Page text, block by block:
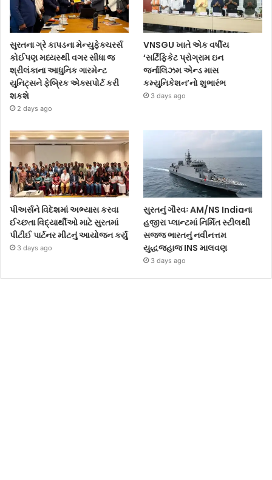
સુરતના ગ્રે કાપડના મેન્યુફેક્ચરર્સ
કોઈપણ મધ્યસ્થી વગર સીધા જ
શ્રીલંકાના આધુનિક ગારમેન્ટ
યુનિટ્સને ફેબ્રિક એક્સપોર્ટ કરી
શકશે
2 days ago
VNSGU ખાતે એક વર્ષીય
‘સર્ટિફિકેટ પ્રોગ્રામ ઇન
જર્નાલિઝમ એન્ડ માસ
કમ્યુનિકેશન’નો શુભારંભ
3 days ago
પીઅર્સને વિદેશમાં અભ્યાસ કરવા
ઈચ્છતા વિદ્યાર્થીઓ માટે સુરતમાં
પીટીઈ પાર્ટનર મીટનું આયોજન કર્યું
3 days ago
સુરતનું ગૌરવઃ AM/NS Indiaના
હજીરા પ્લાન્ટમાં નિર્મિત સ્ટીલથી
સજ્જ ભારતનું નવીનત્તમ
યુદ્ધજહાજ INS માલવણ
3 days ago